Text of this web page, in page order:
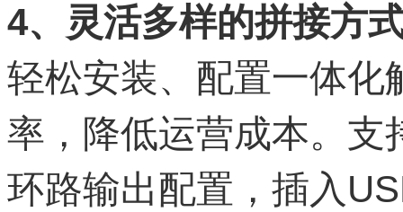
4、灵活多样的拼接方
轻松安装、配置一体化
率，降低运营成本。支
环路输出配置，插入